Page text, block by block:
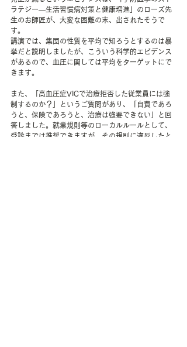
ラテジー―生活習慣病対策と健康増進」のローズ先
生のお師匠が、大変な困難の末、出されたそうで
す。
講演では、集団の性質を平均で知ろうとするのは暴
挙だと説明しましたが、こういう科学的エビデンス
があるので、血圧に関しては平均をターゲットにで
きます。
また、「高血圧症VICで治療拒否した従業員には強
制するのか？」というご質問があり、「自費であろ
うと、保険であろうと、治療は強要できない」と回
答しました。就業規則等のローカルルールとして、
受診までは推奨できますが、その規則に違反したと